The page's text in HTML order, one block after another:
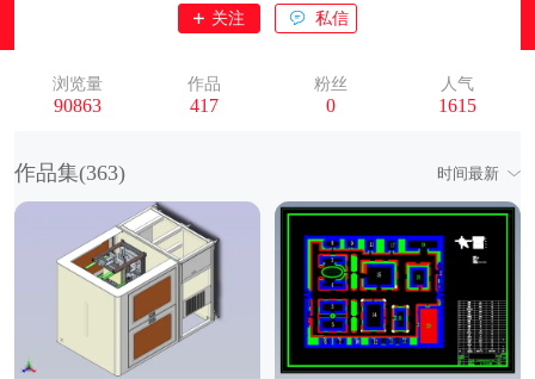
关注 私信
浏览量
90863
作品
417
粉丝
0
人气
1615
作品集(363)